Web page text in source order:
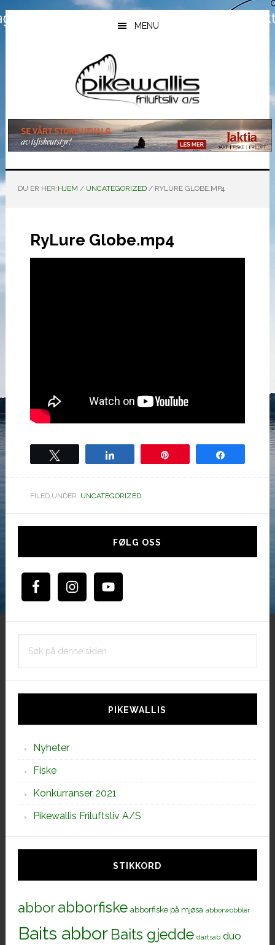
Hopp
til
Hopp
til
Hopp
til
MENU
DU ER HER:HJEM / UNCATEGORIZED /RYLURE GLOBE.MP4
RyLure Globe.mp4
FILED UNDER: UNCATEGORIZED
Hoved
FØLG OSS
PIKEWALLIS
Nyheter
Fiske
Konkurranser 2021
Pikewallis Friluftsliv A/S
STIKKORD
abborabborfiske abborfiske på mjøsa abborwobbler
Baits abbor Baits gjedde dartsab duo